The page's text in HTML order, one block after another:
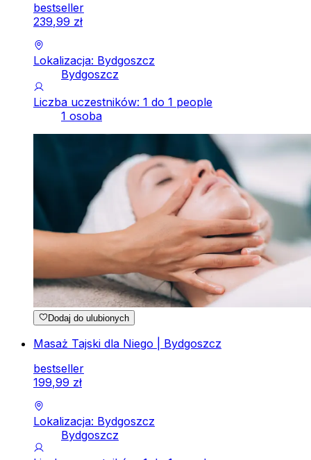
bestseller
239,99 zł
Lokalizacja: Bydgoszcz
Bydgoszcz
Liczba uczestników: 1 do 1 people
1 osoba
Dodaj do ulubionych
Masaż Tajski dla Niego | Bydgoszcz
bestseller
199,99 zł
Lokalizacja: Bydgoszcz
Bydgoszcz